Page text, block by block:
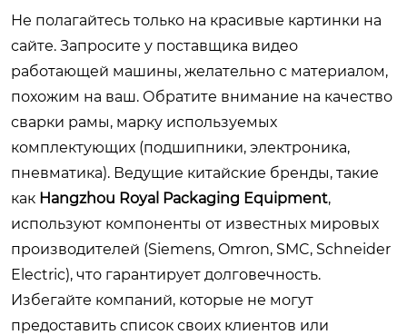
Не полагайтесь только на красивые картинки на
сайте. Запросите у поставщика видео
работающей машины, желательно с материалом,
похожим на ваш. Обратите внимание на качество
сварки рамы, марку используемых
комплектующих (подшипники, электроника,
пневматика). Ведущие китайские бренды, такие
как Hangzhou Royal Packaging Equipment,
используют компоненты от известных мировых
производителей (Siemens, Omron, SMC, Schneider
Electric), что гарантирует долговечность.
Избегайте компаний, которые не могут
предоставить список своих клиентов или